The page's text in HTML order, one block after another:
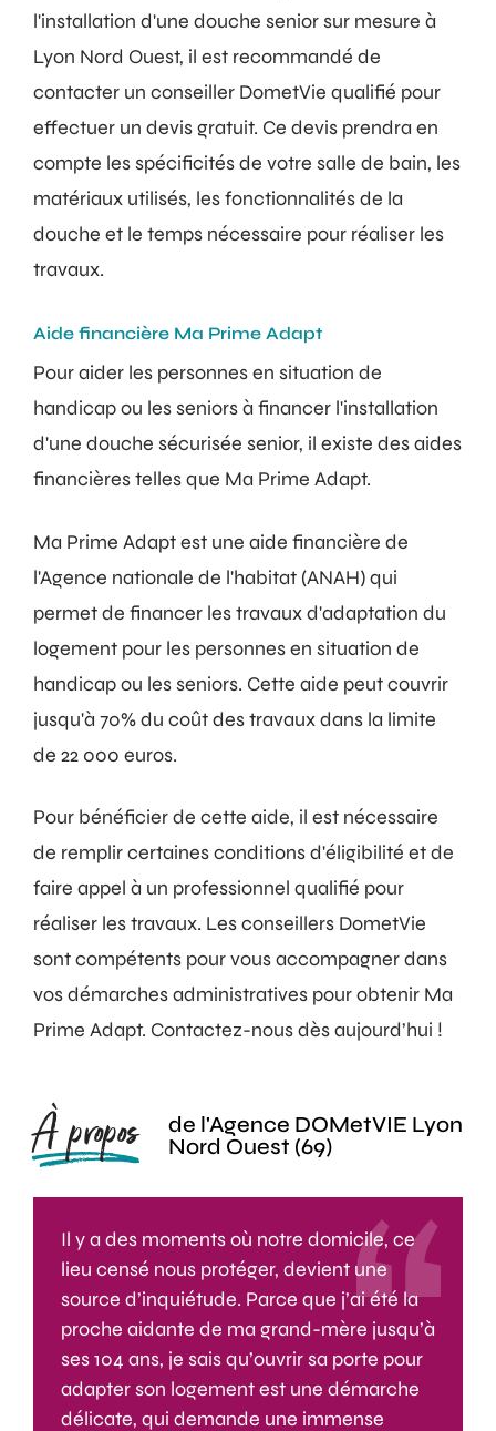
l'installation d'une douche senior sur mesure à
Lyon Nord Ouest, il est recommandé de
contacter un conseiller DometVie qualifié pour
effectuer un devis gratuit. Ce devis prendra en
compte les spécificités de votre salle de bain, les
matériaux utilisés, les fonctionnalités de la
douche et le temps nécessaire pour réaliser les
travaux.
Aide financière Ma Prime Adapt
Pour aider les personnes en situation de
handicap ou les seniors à financer l'installation
d'une douche sécurisée senior, il existe des aides
financières telles que Ma Prime Adapt.
Ma Prime Adapt est une aide financière de
l'Agence nationale de l'habitat (ANAH) qui
permet de financer les travaux d'adaptation du
logement pour les personnes en situation de
handicap ou les seniors. Cette aide peut couvrir
jusqu'à 70% du coût des travaux dans la limite
de 22 000 euros.
Pour bénéficier de cette aide, il est nécessaire
de remplir certaines conditions d'éligibilité et de
faire appel à un professionnel qualifié pour
réaliser les travaux. Les conseillers DometVie
sont compétents pour vous accompagner dans
vos démarches administratives pour obtenir Ma
Prime Adapt. Contactez-nous dès aujourd’hui !
À propos
de l'Agence DOMetVIE Lyon
Nord Ouest (69)
Il y a des moments où notre domicile, ce
lieu censé nous protéger, devient une
source d’inquiétude. Parce que j’ai été la
proche aidante de ma grand-mère jusqu’à
ses 104 ans, je sais qu’ouvrir sa porte pour
adapter son logement est une démarche
délicate, qui demande une immense